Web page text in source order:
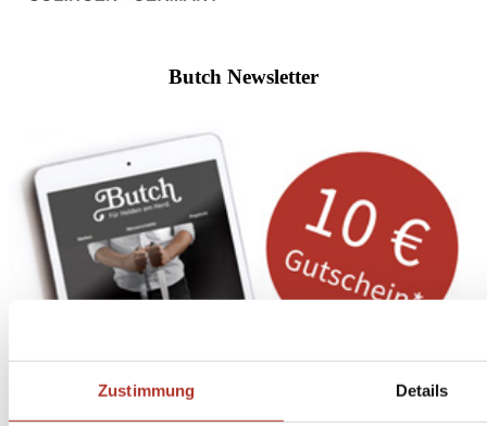
Zustimmung Details
Butch Newsletter